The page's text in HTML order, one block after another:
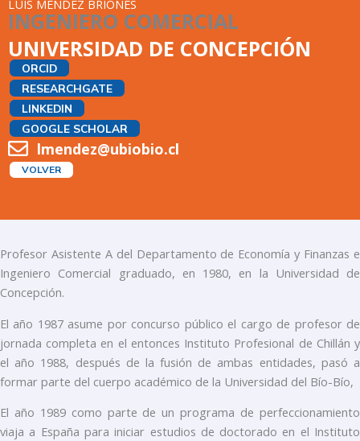
LUIS MÉNDEZ BRIONES
INGENIERO COMERCIAL
UNIVERSIDAD DE CONCEPCIÓN
ORCID
RESEARCHGATE
LINKEDIN
GOOGLE SCHOLAR
lmendez@ubiobio.cl
VOLVER
Profesor Asistente A del Departamento de Economía y Finanzas e
Ingeniero Comercial graduado, en 1980, en la Universidad de
Concepción.
El año 1987 asume por concurso público el cargo de profesor de
jornada completa en el entonces Instituto Profesional de Chillán y
el año 1988, después de la fusión de ambas entidades, pasó a
formar parte del cuerpo académico de la Universidad del Bío-Bío,
El año 1989 como parte de un programa de perfeccionamiento
viaja a España para iniciar estudios de doctorado en el Instituto